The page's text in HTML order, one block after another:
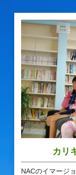
カリ
NACのイマージ